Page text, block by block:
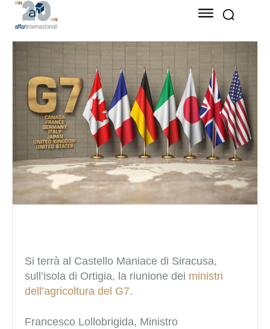
Si terrà al Castello Maniace di Siracusa,
sull’isola di Ortigia, la riunione dei ministri
dell’agricoltura del G7.
Francesco Lollobrigida, Ministro